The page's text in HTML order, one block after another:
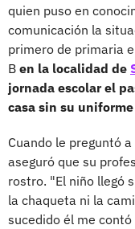
quien puso en
comunicación la
primero de primaria
B en la localidad de
jornada escolar el
casa sin su
Cuando le preguntó
aseguró que su
rostro. "El niño llegó
la chaqueta ni la
sucedido él me